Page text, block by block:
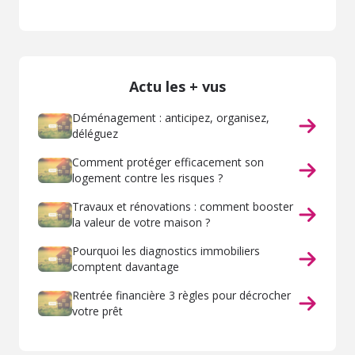
Actu les + vus
Déménagement : anticipez, organisez,
déléguez
Comment protéger efficacement son
logement contre les risques ?
Travaux et rénovations : comment booster
la valeur de votre maison ?
Pourquoi les diagnostics immobiliers
comptent davantage
Rentrée financière 3 règles pour décrocher
votre prêt